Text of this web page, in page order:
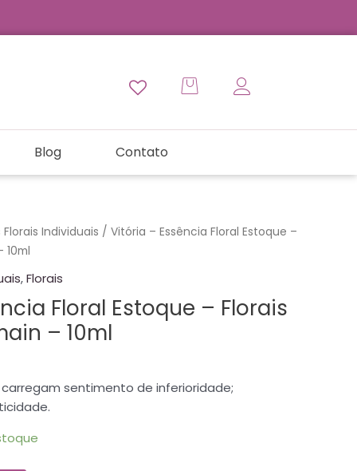
Blog Contato
Florais Individuais / Vitória – Essência Floral Estoque –
10ml
,Florais
Floral Estoque – Florais
– 10ml
sentimento de inferioridade;